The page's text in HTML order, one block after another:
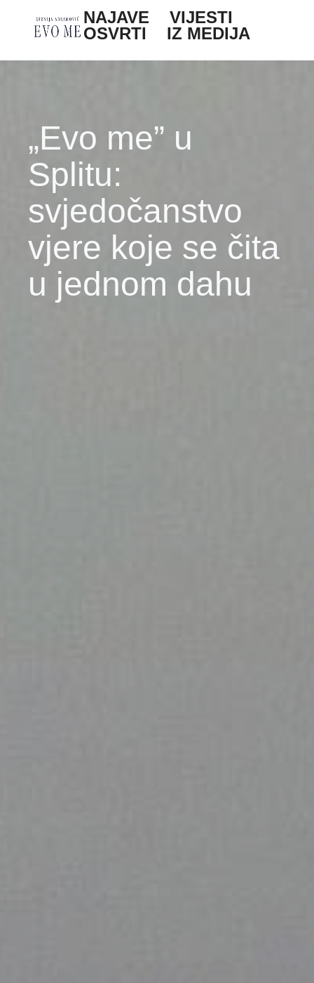
Main navigation
NAJAVE
VIJESTI
OSVRTI
IZ MEDIJA
„Evo me” u
Splitu:
svjedočanstvo
vjere koje se čita
u jednom dahu